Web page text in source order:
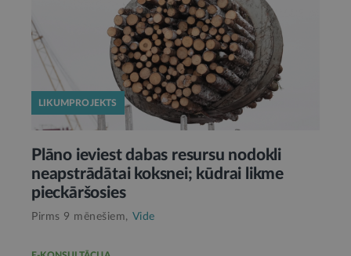
LIKUMPROJEKTS
Plāno ieviest dabas resursu nodokli
neapstrādātai koksnei; kūdrai likme
pieckāršosies
Pirms 9 mēnešiem, Vide